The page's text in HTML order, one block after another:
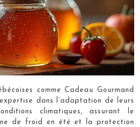
comme Cadeau Gourmand
dans l’adaptation de leurs
climatiques, assurant le
de froid en été et la protection